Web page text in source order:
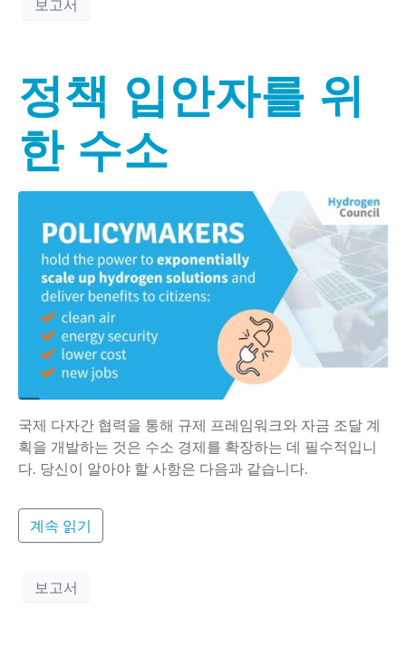
보고서
정책 입안자를 위
한 수소
국제 다자간 협력을 통해 규제 프레임워크와 자금 조달 계
획을 개발하는 것은 수소 경제를 확장하는 데 필수적입니
다. 당신이 알아야 할 사항은 다음과 같습니다.
계속 읽기
보고서